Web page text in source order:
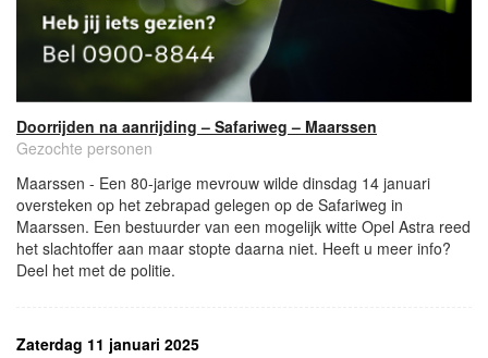
Doorrijden na aanrijding – Safariweg – Maarssen
Gezochte personen
Maarssen - Een 80-jarige mevrouw wilde dinsdag 14 januari
oversteken op het zebrapad gelegen op de Safariweg in
Maarssen. Een bestuurder van een mogelijk witte Opel Astra reed
het slachtoffer aan maar stopte daarna niet. Heeft u meer info?
Deel het met de politie.
Zaterdag 11 januari 2025